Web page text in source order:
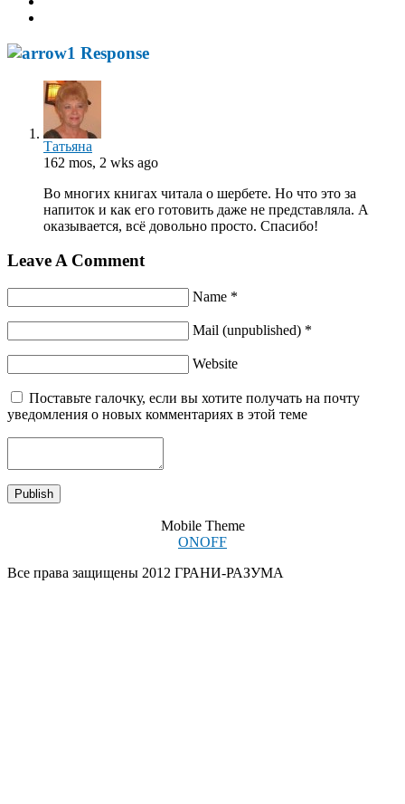
1 Response
Татьяна
162 mos, 2 wks ago
Во многих книгах читала о шербете. Но что это за
напиток и как его готовить даже не представляла. А
оказывается, всё довольно просто. Спасибо!
Leave A Comment
Name *
Mail (unpublished) *
Website
Поставьте галочку, если вы хотите получать на почту
уведомления о новых комментариях в этой теме
Mobile Theme
ONOFF
Все права защищены 2012 ГРАНИ-РАЗУМА